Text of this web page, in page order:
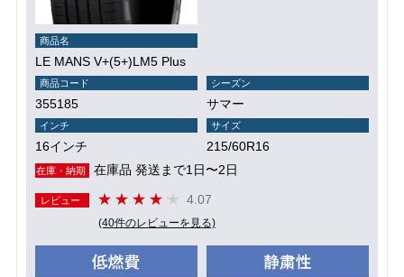
商品名
LE MANS V+(5+)LM5 Plus
商品コード
355185
シーズン
サマー
インチ
16インチ
サイズ
215/60R16
在庫・納期 在庫品 発送まで1日〜2日
レビュー 4.07
(40件のレビューを見る)